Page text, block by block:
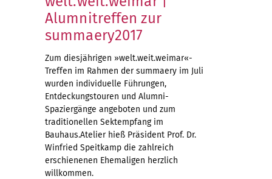
Alumnitreffen zur
summaery2017
Zum diesjährigen »welt.weit.weimar«-
Treffen im Rahmen der summaery im Juli
wurden individuelle Führungen,
Entdeckungstouren und Alumni-
Spaziergänge angeboten und zum
traditionellen Sektempfang im
Bauhaus.Atelier hieß Präsident Prof. Dr.
Winfried Speitkamp die zahlreich
erschienenen Ehemaligen herzlich
willkommen.